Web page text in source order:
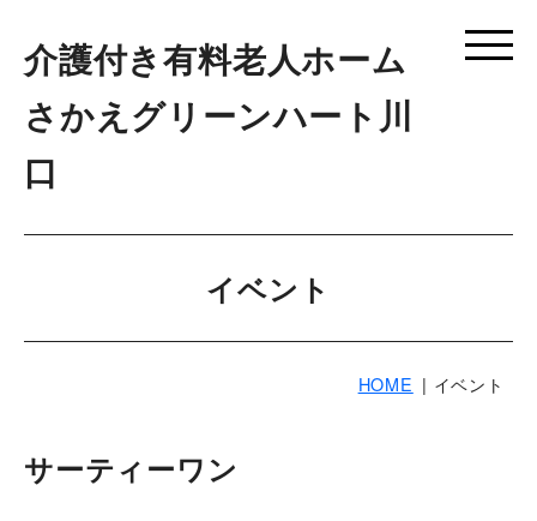
介護付き有料老人ホーム
さかえグリーンハート川
口
イベント
HOME イベント
サーティーワン